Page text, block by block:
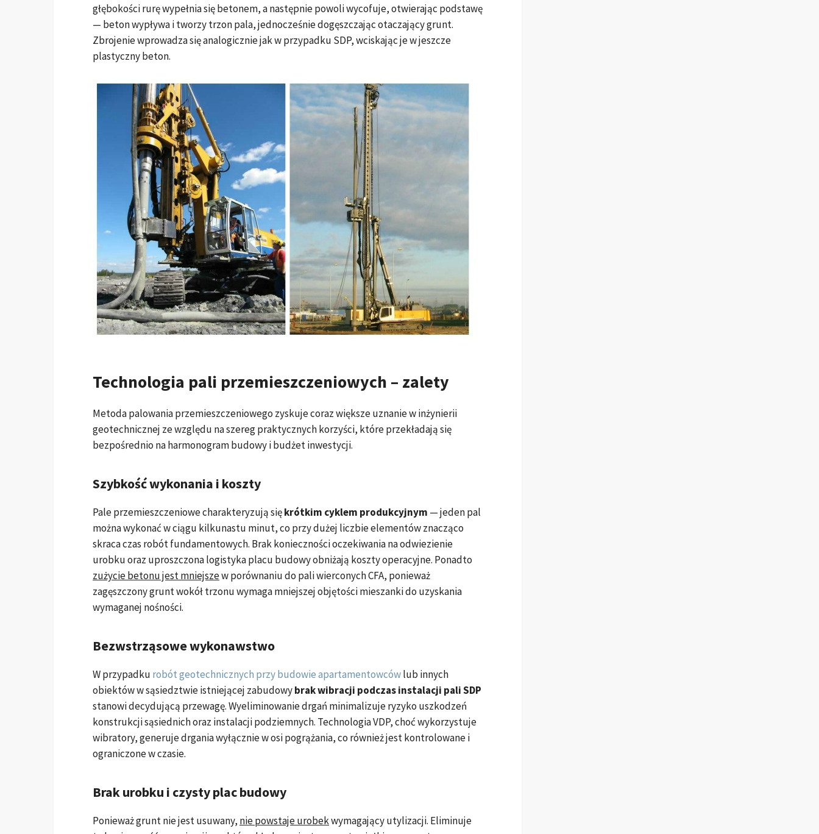
głębokości rurę wypełnia się betonem, a następnie powoli wycofuje, otwierając podstawę
— beton wypływa i tworzy trzon pala, jednocześnie dogęszczając otaczający grunt.
Zbrojenie wprowadza się analogicznie jak w przypadku SDP, wciskając je w jeszcze
plastyczny beton.
Technologia pali przemieszczeniowych – zalety
Metoda palowania przemieszczeniowego zyskuje coraz większe uznanie w inżynierii
geotechnicznej ze względu na szereg praktycznych korzyści, które przekładają się
bezpośrednio na harmonogram budowy i budżet inwestycji.
Szybkość wykonania i koszty
Pale przemieszczeniowe charakteryzują siękrótkim cyklem produkcyjnym — jeden pal
można wykonać w ciągu kilkunastu minut, co przy dużej liczbie elementów znacząco
skraca czas robót fundamentowych. Brak konieczności oczekiwania na odwiezienie
urobku oraz uproszczona logistyka placu budowy obniżają koszty operacyjne. Ponadto
zużycie betonu jest mniejszew porównaniu do pali wierconych CFA, ponieważ
zagęszczony grunt wokół trzonu wymaga mniejszej objętości mieszanki do uzyskania
wymaganej nośności.
Bezwstrząsowe wykonawstwo
W przypadku robót geotechnicznych przy budowie apartamentowcówlub innych
obiektów w sąsiedztwie istniejącej zabudowybrak wibracji podczas instalacji pali SDP
stanowi decydującą przewagę. Wyeliminowanie drgań minimalizuje ryzyko uszkodzeń
konstrukcji sąsiednich oraz instalacji podziemnych. Technologia VDP, choć wykorzystuje
wibratory, generuje drgania wyłącznie w osi pogrążania, co również jest kontrolowane i
ograniczone w czasie.
Brak urobku i czysty plac budowy
Ponieważ grunt nie jest usuwany, nie powstaje urobekwymagający utylizacji. Eliminuje